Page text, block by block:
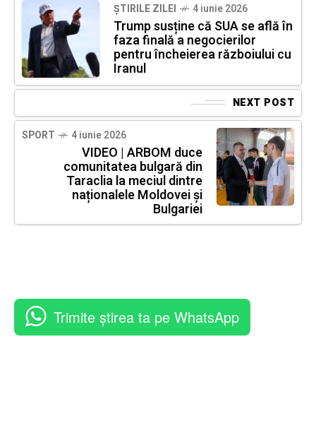
ȘTIRILE ZILEI 4 iunie 2026
Trump susține că SUA se află în
faza finală a negocierilor
pentru încheierea războiului cu
Iranul
NEXT POST
SPORT 4 iunie 2026
VIDEO | ARBOM duce
comunitatea bulgară din
Taraclia la meciul dintre
naționalele Moldovei și
Bulgariei
Trimite știrea ta pe WhatsApp